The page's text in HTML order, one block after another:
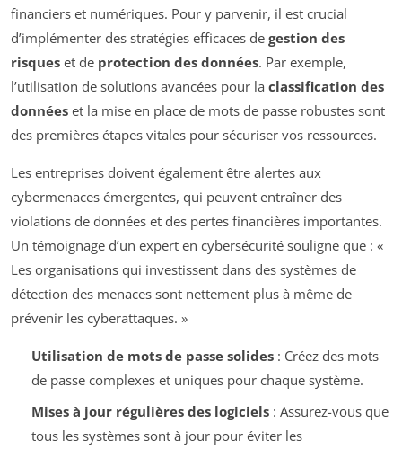
financiers et numériques. Pour y parvenir, il est crucial
d’implémenter des stratégies efficaces de gestion des
risques et de protection des données. Par exemple,
l’utilisation de solutions avancées pour la classification des
données et la mise en place de mots de passe robustes sont
des premières étapes vitales pour sécuriser vos ressources.
Les entreprises doivent également être alertes aux
cybermenaces émergentes, qui peuvent entraîner des
violations de données et des pertes financières importantes.
Un témoignage d’un expert en cybersécurité souligne que : «
Les organisations qui investissent dans des systèmes de
détection des menaces sont nettement plus à même de
prévenir les cyberattaques. »
Utilisation de mots de passe solides: Créez des mots
de passe complexes et uniques pour chaque système.
Mises à jour régulières des logiciels: Assurez-vous que
tous les systèmes sont à jour pour éviter les